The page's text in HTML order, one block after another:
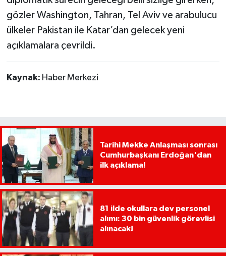
gözler Washington, Tahran, Tel Aviv ve arabulucu
ülkeler Pakistan ile Katar’dan gelecek yeni
açıklamalara çevrildi.
Kaynak: Haber Merkezi
Tarihi Mekke Anlaşması sonrası
Cumhurbaşkanı Erdoğan'dan
ilk açıklama!
81 ilde okullara dev personel
alımı: 30 bin güvenlik görevlisi
alınacak!